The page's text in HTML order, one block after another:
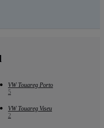
VW Touareg Porto
5
VW Touareg Viseu
2